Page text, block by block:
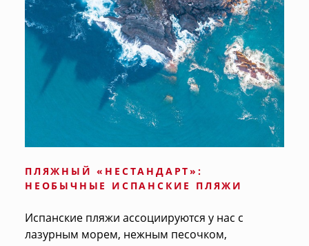
ПЛЯЖНЫЙ «НЕСТАНДАРТ»:
НЕОБЫЧНЫЕ ИСПАНСКИЕ ПЛЯЖИ
Испанские пляжи ассоциируются у нас с
лазурным морем, нежным песочком,